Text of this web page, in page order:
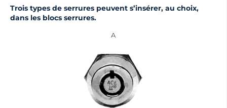
Trois types de serrures peuvent s’insérer, au choix,
dans les blocs serrures.
A